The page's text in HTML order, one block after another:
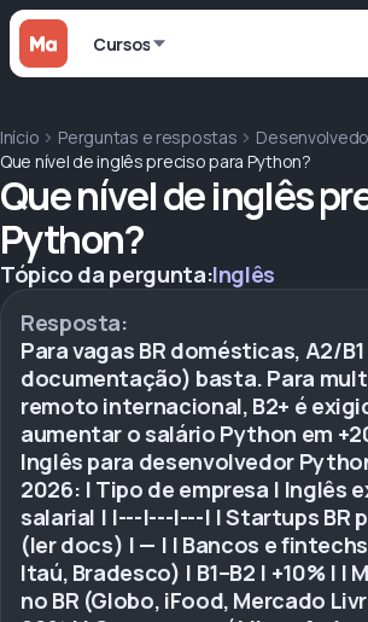
Cursos
Início Perguntas e respostas
Que nível de inglês preciso para Python?
Que nível de inglês
Python?
Tópico da pergunta:Inglês
Resposta:
Para vagas BR domésticas, A2/
documentação) basta. Para
remoto internacional, B2+ é
aumentar o salário Python em
Inglês para desenvolvedor
2026: | Tipo de empresa | Inglês
salarial | |---|---|---| | Startups BR
(ler docs) | — | | Bancos e fintechs
Itaú, Bradesco) | B1–B2 | +10% | |
no BR (Globo, iFood, Mercado